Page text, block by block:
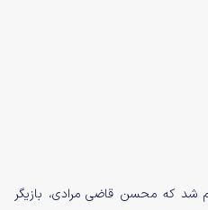
شد که محسن قاضی مرادی، بازیگر